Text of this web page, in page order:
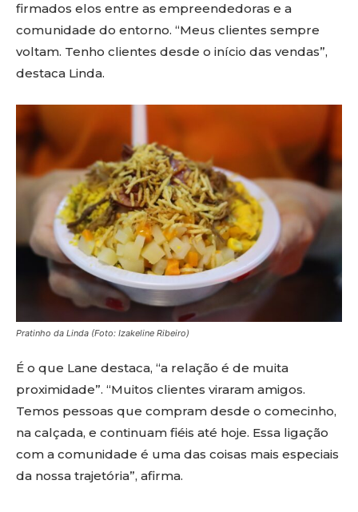
firmados elos entre as empreendedoras e a
comunidade do entorno. “Meus clientes sempre
voltam. Tenho clientes desde o início das vendas”,
destaca Linda.
Pratinho da Linda (Foto: Izakeline Ribeiro)
É o que Lane destaca, “a relação é de muita
proximidade”. “Muitos clientes viraram amigos.
Temos pessoas que compram desde o comecinho,
na calçada, e continuam fiéis até hoje. Essa ligação
com a comunidade é uma das coisas mais especiais
da nossa trajetória”, afirma.